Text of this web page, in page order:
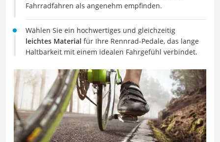
Fahrradfahren als angenehm empfinden.
Wählen Sie ein hochwertiges und gleichzeitig
leichtes Material für Ihre Rennrad-Pedale, das lange
Haltbarkeit mit einem idealen Fahrgefühl verbindet.